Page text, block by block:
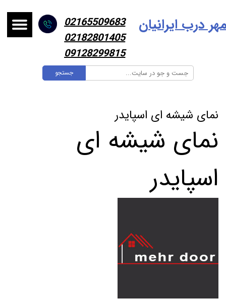
جستجو
درب ایرانیان
02165509683
02182801405
09128299815
نمای شیشه ای اسپایدر
نمای شیشه ای
اسپایدر